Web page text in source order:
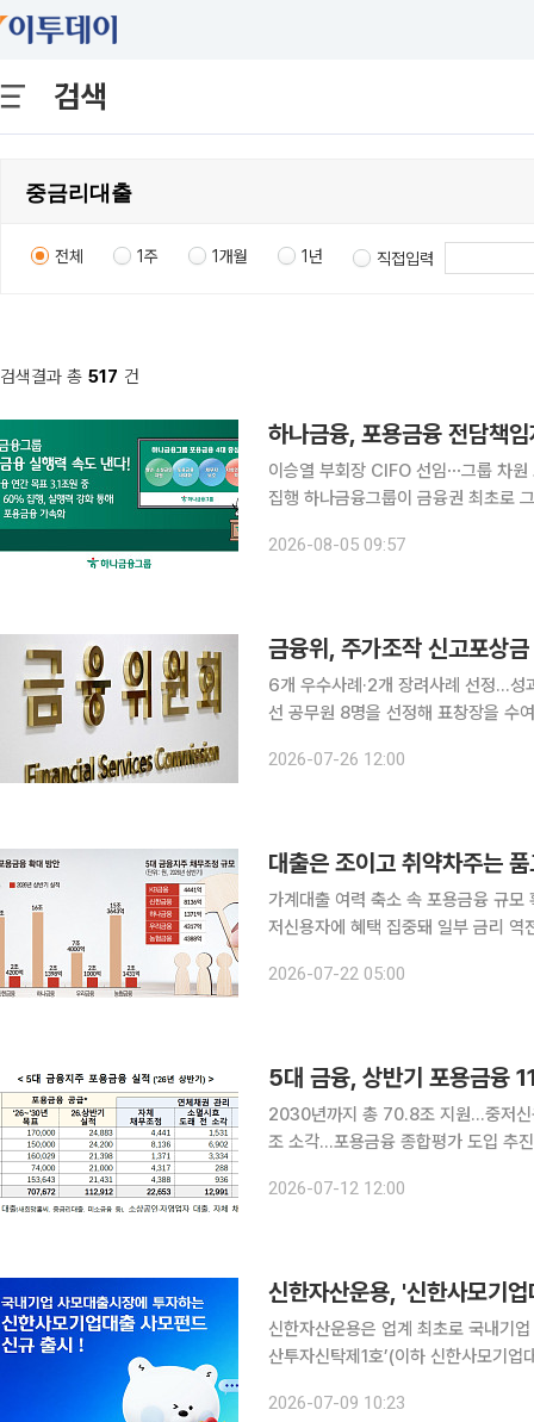
검색
전체 1주 1개월 1년 직접입력
검색결과 총 517 건
하나금융, 포용금융 전담책
이승열 부회장 CIFO 선임⋯그룹 차
집행 하나금융그룹이 금융권 최초로 그룹 포용금융 최고책임자(CIFO)를 선임하며 포용금융 실행력
인 지원과 채무자 보호 등 하반기 추
2026-08-05 09:57
금융위, 주가조작 신고포상
6개 우수사례·2개 장려사례 선정…성과급 최고등급
선 공무원 8명을 선정해 표창장을 수여했다. 26일 금융위원회에 따르면 이억원 금
모로 10개 사례를 접수한 뒤 적극행
2026-07-26 12:00
대출은 조이고 취약차주는
가계대출 여력 축소 속 포용금융 규모
저신용자에 혜택 집중돼 일부 금리 역전 현상도 가계대출 총량 관리에 들어간
어든 가운데, 정부는 중·저신용자와
2026-07-22 05:00
5대 금융, 상반기 포용금융
2030년까지 총 70.8조 지원…중저신
조 소각…포용금융 종합평가 도입 추진 5대 금융지주(KB국민·신한·하나·우리·NH농협)가 올해
2026-07-12 12:00
신한자산운용, '신한사모기
신한자산운용은 업계 최초로 국내기
산투자신탁제1호’(이하 신한사모기업대출 사
융기관이 충족시키기 어려운 기업의
2026-07-09 10:23